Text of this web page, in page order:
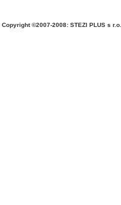
Copyright ©2007-2008: STEZI PLUS s r.o.